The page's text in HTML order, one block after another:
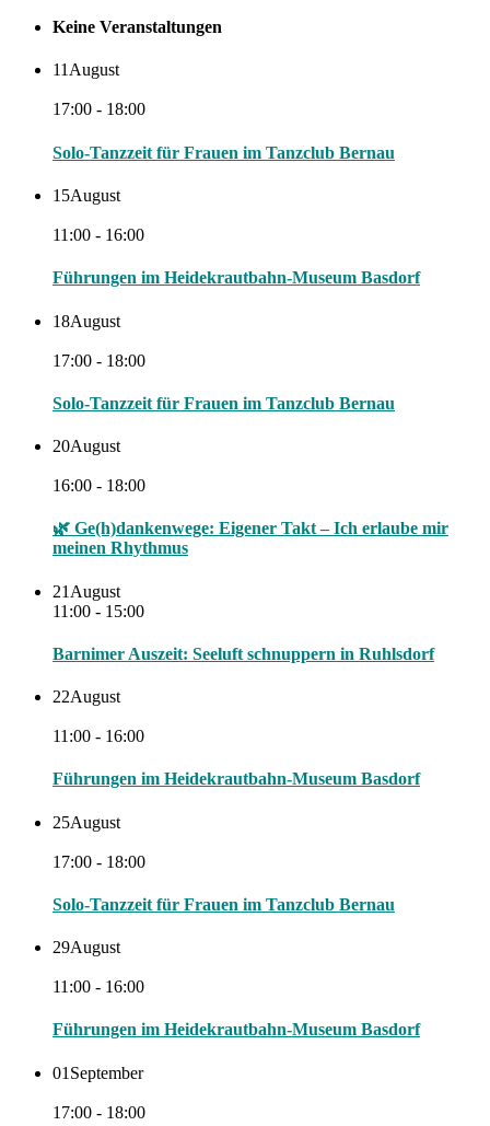
Keine Veranstaltungen
11August
17:00 - 18:00
Solo-Tanzzeit für Frauen im Tanzclub Bernau
15August
11:00 - 16:00
Führungen im Heidekrautbahn-Museum Basdorf
18August
17:00 - 18:00
Solo-Tanzzeit für Frauen im Tanzclub Bernau
20August
16:00 - 18:00
🌿 Ge(h)dankenwege: Eigener Takt – Ich erlaube mir
meinen Rhythmus
21 August
11:00 - 15:00
Barnimer Auszeit: Seeluft schnuppern in Ruhlsdorf
22August
11:00 - 16:00
Führungen im Heidekrautbahn-Museum Basdorf
25August
17:00 - 18:00
Solo-Tanzzeit für Frauen im Tanzclub Bernau
29August
11:00 - 16:00
Führungen im Heidekrautbahn-Museum Basdorf
01 September
17:00 - 18:00